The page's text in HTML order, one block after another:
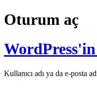
Oturum aç
Kullanıcı adı ya da e-posta